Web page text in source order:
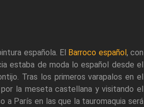
española. El Barroco español, con
estaba de moda lo español desde el
Tras los primeros varapalos en el
la meseta castellana y visitando el
a París en las que la tauromaquia será